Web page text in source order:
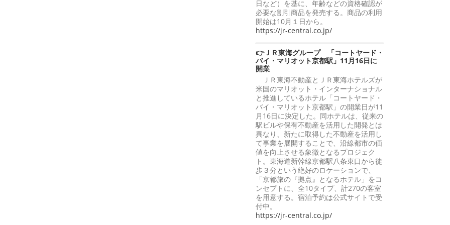
日など）を基に、年齢などの資格確認が
必要な割引商品を発売する。商品の利用
開始は10月１日から。
https://jr-central.co.jp/
👉ＪＲ東海グループ 「コートヤード・
バイ・マリオット京都駅」11月16日に
開業
ＪＲ東海不動産とＪＲ東海ホテルズが
米国のマリオット・インターナショナル
と推進しているホテル「コートヤード・
バイ・マリオット京都駅」の開業日が11
月16日に決定した。同ホテルは、従来の
駅ビルや保有不動産を活用した開発とは
異なり、新たに取得した不動産を活用し
て事業を展開することで、沿線都市の価
値を向上させる象徴となるプロジェク
ト。東海道新幹線京都駅八条東口から徒
歩３分という絶好のロケーションで、
「京都旅の『拠点』となるホテル」をコ
ンセプトに、全10タイプ、計270の客室
を用意する。宿泊予約は公式サイトで受
付中。
https://jr-central.co.jp/